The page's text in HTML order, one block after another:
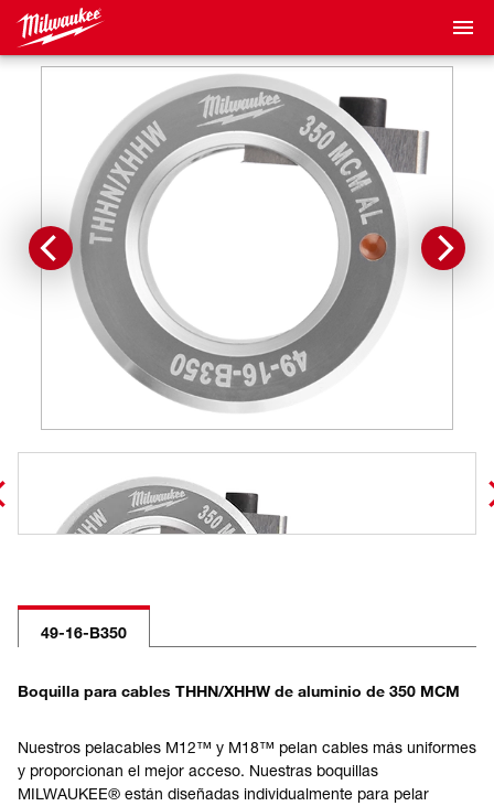
49-16-B350
Boquilla para cables THHN/XHHW de aluminio de 350 MCM
Nuestros pelacables M12™ y M18™ pelan cables más uniformes
y proporcionan el mejor acceso. Nuestras boquillas
MILWAUKEE® están diseñadas individualmente para pelar